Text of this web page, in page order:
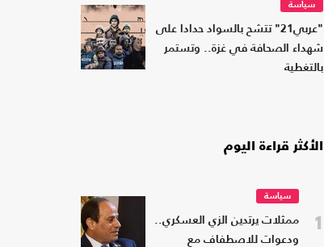
سياسة
"عربي21" تتشح بالسواد حدادا على
شهداء الصحافة في غزة.. وتستمر
بالتغطية
الأكثر قراءة اليوم
1
سياسة
ممثلات يرتدين الزي العسكري..
ودعوات للاصطفاف مع